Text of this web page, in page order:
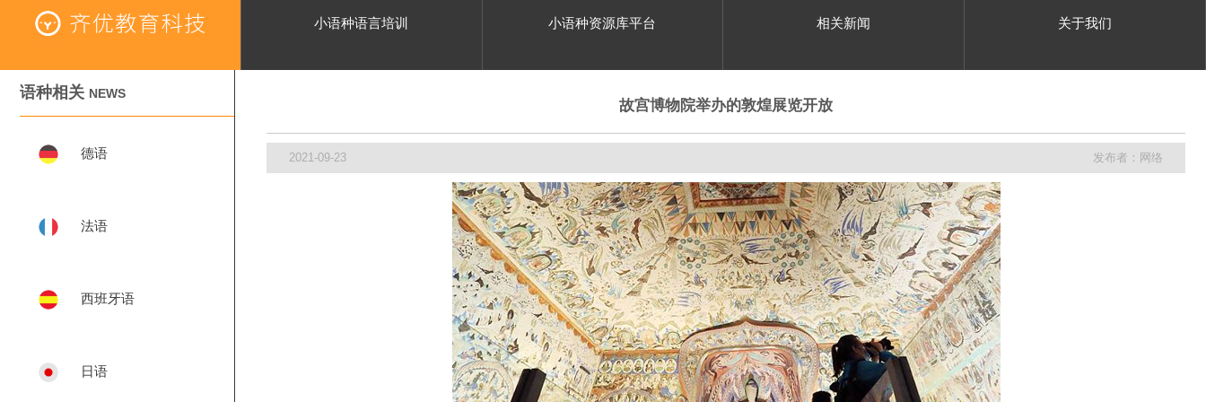
小语种语言培训 小语种资源库平台 相关新闻 关于我们
语种相关 NEWS
德语
法语
西班牙语
日语
故宫博物院举办的敦煌展览开放
2021-09-23 发布者：网络